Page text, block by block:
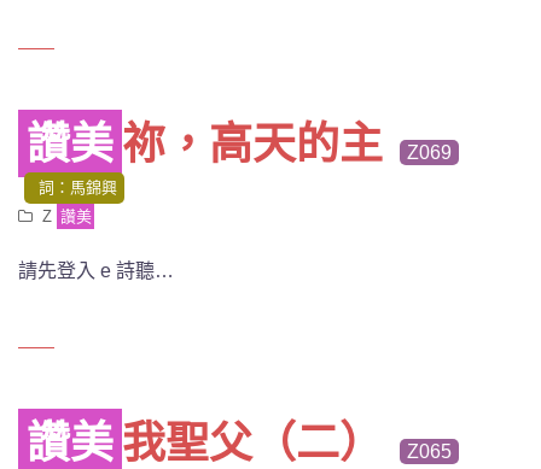
讚美祢，高天的主 Z069
詞：馬錦興
Z 讚美
請先登入 e 詩聽…
讚美我聖父（二） Z065